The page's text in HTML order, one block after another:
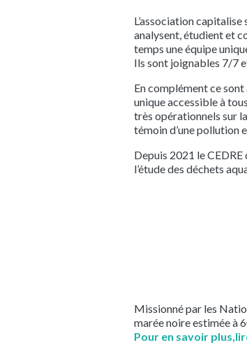
L’association
analysent, étudient et
temps une équipe
Ils sont joignables 7/7
En complément ce
unique accessible à
très opérationnels sur
témoin d’une pollution
Depuis 2021 le
l’étude des déchets
Missionné par les
marée noire estimée à
Pour en savoir